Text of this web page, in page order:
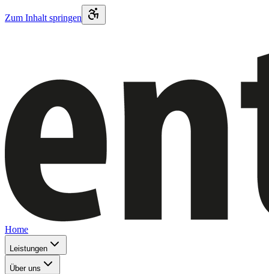
Zum Inhalt springen
Home
Leistungen
Über uns